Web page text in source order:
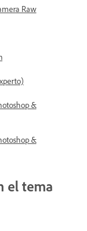
Raw
&
&
el tema